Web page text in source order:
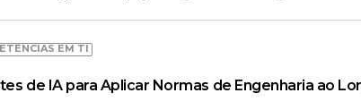
EM TI
de IA para Aplicar Normas de Engenharia ao